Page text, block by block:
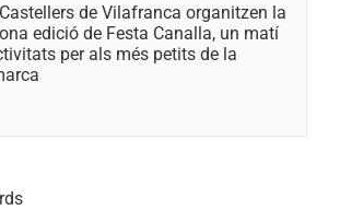
de Vilafranca organitzen la
edició de Festa Canalla, un matí
per als més petits de la